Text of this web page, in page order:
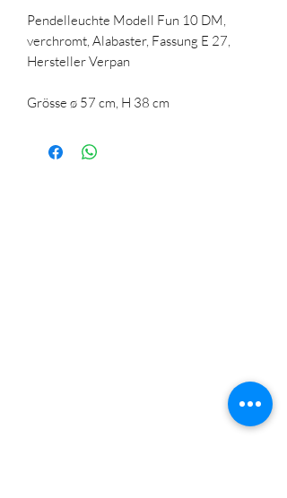
Pendelleuchte Modell Fun 10 DM,
verchromt, Alabaster, Fassung E 27,
Hersteller Verpan
Grösse ø 57 cm, H 38 cm